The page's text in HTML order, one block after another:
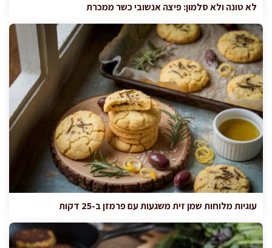
לא טונה ולא סלמון: פיצה אנשובי כשר ממכרת
עוגיות מלוחות שמן זית משגעות עם פרמזן ב-25 דקות